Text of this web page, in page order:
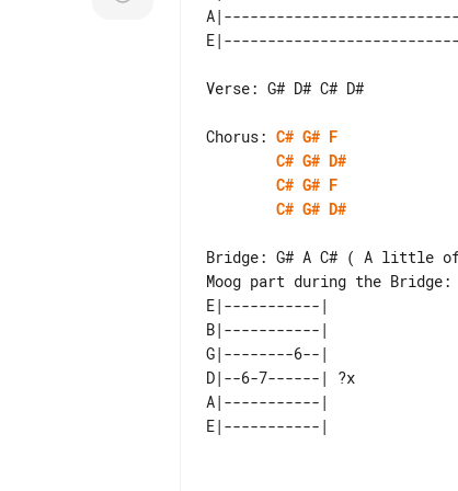
Verse: G# D# C# D#
Chorus: C# G# F
C# G# D#
C# G# F
C# G# D#
Bridge: G# A C# ( A little
E|-----------|
B|-----------|
G|--------6--|
D|--6-7------| ?x
A|-----------|